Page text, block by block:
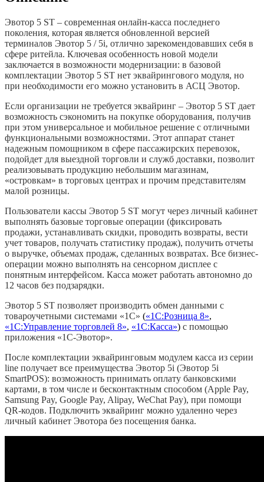
Эвотор 5 ST – современная онлайн-касса последнего
поколения, которая является обновленной версией
терминалов Эвотор 5 / 5i, отлично зарекомендовавших себя в
сфере ритейла. Ключевая особенность новой модели
заключается в возможности модернизации: в базовой
комплектации Эвотор 5 ST нет эквайрингового модуля, но
при необходимости его можно установить в АСЦ Эвотор.
Если организации не требуется эквайринг – Эвотор 5 ST дает
возможность сэкономить на покупке оборудования, получив
при этом универсальное и мобильное решение с отличными
функциональными возможностями. Этот аппарат станет
надежным помощником в сфере пассажирских перевозок,
подойдет для выездной торговли и служб доставки, позволит
реализовывать продукцию небольшим магазинам,
«островкам» в торговых центрах и прочим представителям
малой розницы.
Пользователи кассы Эвотор 5 ST могут через личный кабинет
выполнять базовые торговые операции (фиксировать
продажи, устанавливать скидки, проводить возвраты, вести
учет товаров, получать статистику продаж), получить отчеты
о выручке, объемах продаж, сделанных возвратах. Все бизнес-
операции можно выполнять на сенсорном дисплее с
понятным интерфейсом. Касса может работать автономно до
12 часов без подзарядки.
Эвотор 5 ST позволяет производить обмен данными с
товароучетными системами «1С» («1С:Розница 8»,
«1С:Управление торговлей 8», «1С:Касса») с помощью
приложения «1С-Эвотор».
После комплектации эквайринговым модулем касса из серии
line получает все преимущества Эвотор 5i (Эвотор 5i
SmartPOS): возможность принимать оплату банковскими
картами, в том числе и бесконтактным способом (Apple Pay,
Samsung Pay, Google Pay, Alipay, WeChat Pay), при помощи
QR-кодов. Подключить эквайринг можно удаленно через
личный кабинет Эвотора без посещения банка.